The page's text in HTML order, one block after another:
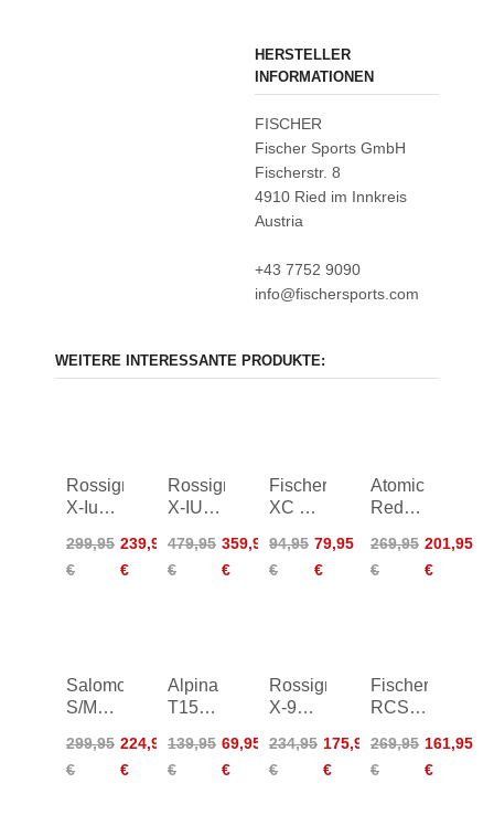
HERSTELLER
INFORMATIONEN
FISCHER
Fischer Sports GmbH
Fischerstr. 8
4910 Ried im Innkreis
Austria
+43 7752 9090
info@fischersports.com
WEITERE INTERESSANTE PRODUKTE:
Rossignol
X-Ium
Classic
Women
299,95
€
239,95
€
Rossignol
X-IUM
Premium+
Classic
479,95
€
359,95
€
Fischer
XC Pro
22/23
94,95
€
79,95
€
Atomic
Redster
26/27
269,95
€
201,95
€
Salomon
S/MAX
24/25
299,95
€
224,95
€
Alpina
T15
139,95
€
69,95
€
Rossignol
X-9
25/26
234,95
€
175,95
€
Fischer
RCS
Classic
Women
269,95
€
161,95
€